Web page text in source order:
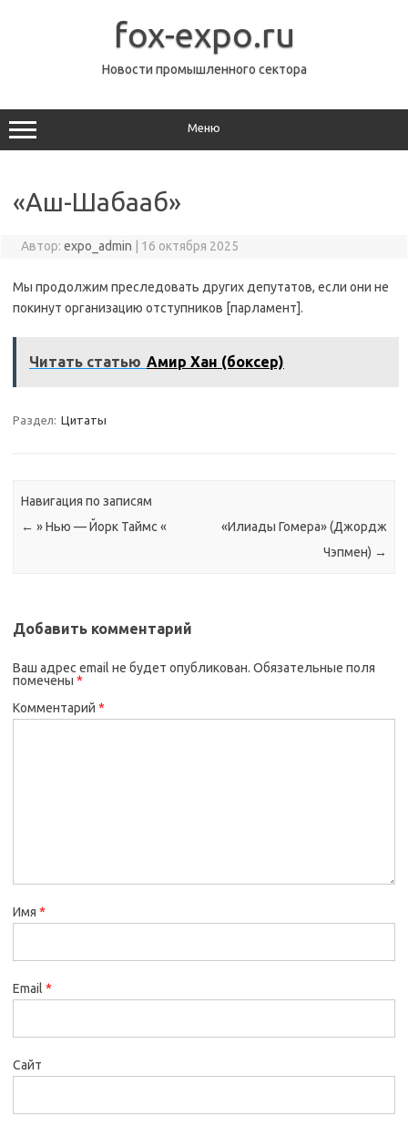
fox-expo.ru
Новости промышленного сектора
Меню
«Аш-Шабааб»
Автор: expo_admin 16 октября 2025
Мы продолжим преследовать других депутатов, если они не
покинут организацию отступников [парламент].
Читать статью Амир Хан (боксер)
Раздел: Цитаты
Навигация по записям
← » Нью — Йорк Таймс «
«Илиады Гомера» (Джордж
Чэпмен) →
Добавить комментарий
Ваш адрес email не будет опубликован. Обязательные поля
помечены *
Комментарий *
Имя *
Email *
Сайт